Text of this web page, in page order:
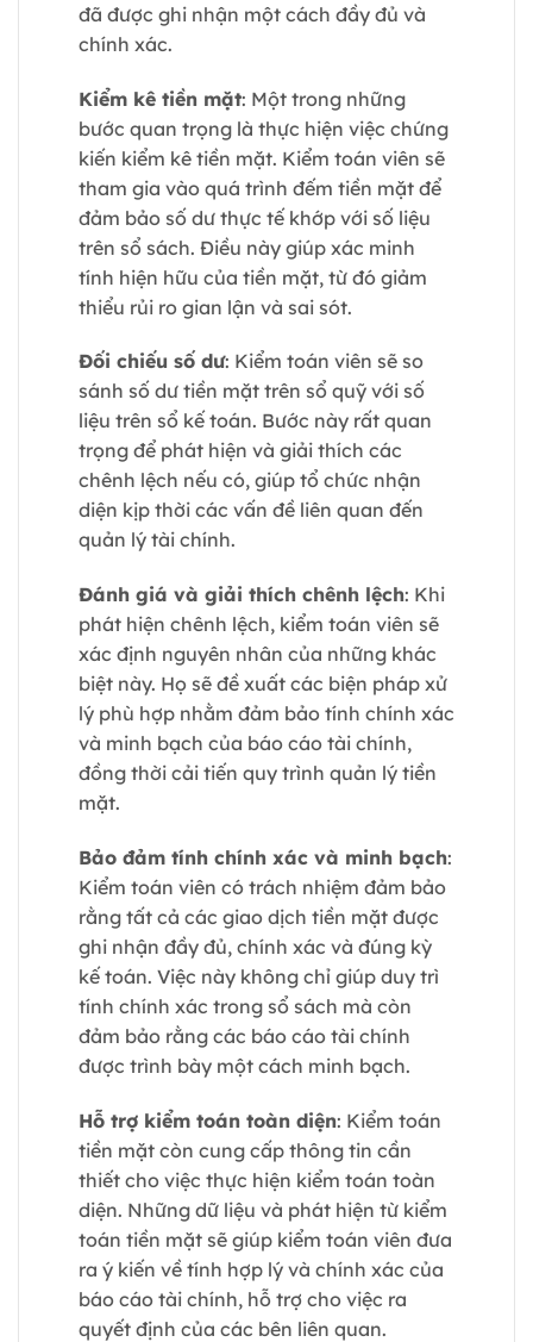
đã được ghi nhận một cách đầy đủ và
chính xác.
Kiểm kê tiền mặt: Một trong những
bước quan trọng là thực hiện việc chứng
kiến kiểm kê tiền mặt. Kiểm toán viên sẽ
tham gia vào quá trình đếm tiền mặt để
đảm bảo số dư thực tế khớp với số liệu
trên sổ sách. Điều này giúp xác minh
tính hiện hữu của tiền mặt, từ đó giảm
thiểu rủi ro gian lận và sai sót.
Đối chiếu số dư: Kiểm toán viên sẽ so
sánh số dư tiền mặt trên sổ quỹ với số
liệu trên sổ kế toán. Bước này rất quan
trọng để phát hiện và giải thích các
chênh lệch nếu có, giúp tổ chức nhận
diện kịp thời các vấn đề liên quan đến
quản lý tài chính.
Đánh giá và giải thích chênh lệch: Khi
phát hiện chênh lệch, kiểm toán viên sẽ
xác định nguyên nhân của những khác
biệt này. Họ sẽ đề xuất các biện pháp xử
lý phù hợp nhằm đảm bảo tính chính xác
và minh bạch của báo cáo tài chính,
đồng thời cải tiến quy trình quản lý tiền
mặt.
Bảo đảm tính chính xác và minh bạch:
Kiểm toán viên có trách nhiệm đảm bảo
rằng tất cả các giao dịch tiền mặt được
ghi nhận đầy đủ, chính xác và đúng kỳ
kế toán. Việc này không chỉ giúp duy trì
tính chính xác trong sổ sách mà còn
đảm bảo rằng các báo cáo tài chính
được trình bày một cách minh bạch.
Hỗ trợ kiểm toán toàn diện: Kiểm toán
tiền mặt còn cung cấp thông tin cần
thiết cho việc thực hiện kiểm toán toàn
diện. Những dữ liệu và phát hiện từ kiểm
toán tiền mặt sẽ giúp kiểm toán viên đưa
ra ý kiến về tính hợp lý và chính xác của
báo cáo tài chính, hỗ trợ cho việc ra
quyết định của các bên liên quan.